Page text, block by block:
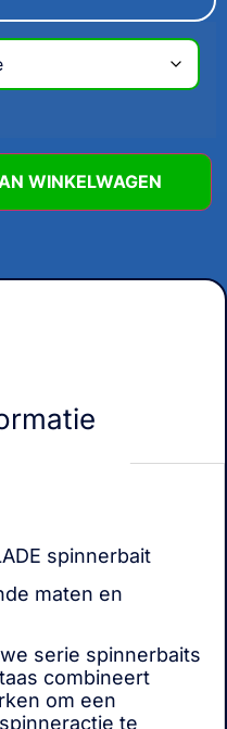
WINKELWAGEN
spinnerbait
maten en
serie spinnerbaits
combineert
om een
te